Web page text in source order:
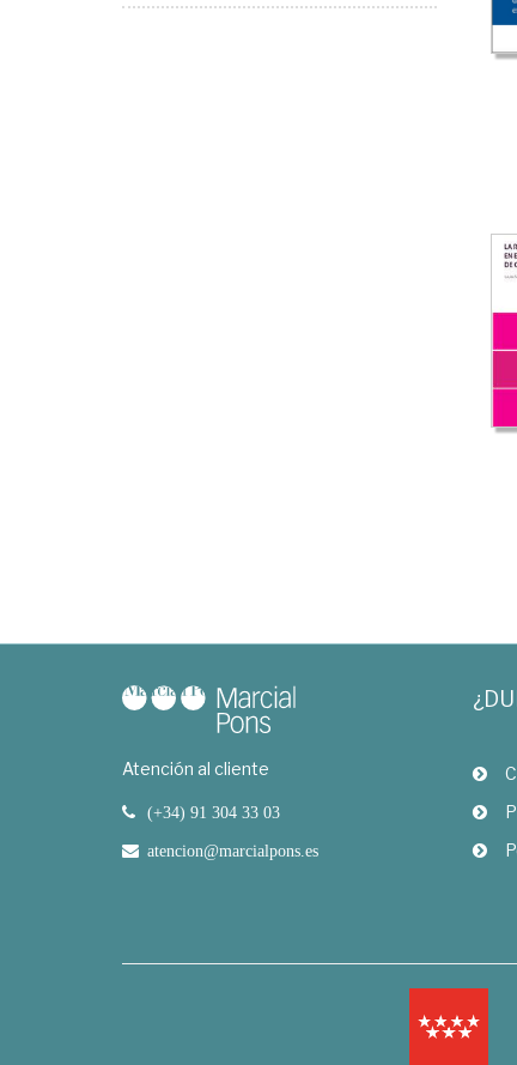
Atención al cliente
(+34) 91 304 33 03
atencion@marcialpons.es